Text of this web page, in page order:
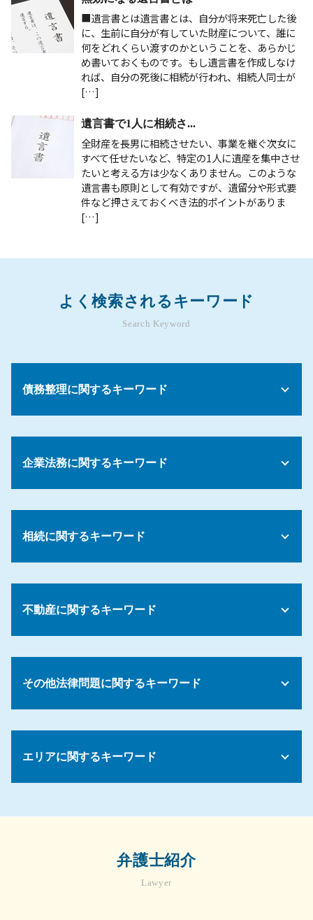
■遺言書とは遺言書とは、自分が将来死亡した後
に、生前に自分が有していた財産について、誰に
何をどれくらい渡すのかということを、あらかじ
め書いておくものです。もし遺言書を作成しなけ
れば、自分の死後に相続が行われ、相続人同士が
[…]
遺言書で1人に相続さ...
全財産を長男に相続させたい、事業を継ぐ次女に
すべて任せたいなど、特定の1人に遺産を集中させ
たいと考える方は少なくありません。このような
遺言書も原則として有効ですが、遺留分や形式要
件など押さえておくべき法的ポイントがありま
[…]
よく検索されるキーワード
Search Keyword
債務整理に関するキーワード
自己破産 デメリット
債務整理 おすすめ 弁護士
債務整理 生活影響
任意整理 費用
債務 種類
債務とは 借金
債務整理 後払い
任意整理 メリット
債務 経費 違い
債務整理 成功率
任意整理 デメリット
企業法務に関するキーワード
長時間労働 問題
セクハラ パワハラ 防止
会社 懲罰規定
労務 紛争
弁護士 コンプライアンス
試用期間 解雇
労働環境 問題
就業規則 作り方
カスタマーハラスメント 対応
セクハラ 加害者
相続に関するキーワード
相続放棄 費用
遺留分 兄弟
遺産 相続 話し合いに応じ ない
遺言執行者 相続人
相続 兄弟 子供
遺言書 遺留分
遺産 法律相談
遺産分割協議書 作成
遺留分 調停
相続人 連絡が取れない
不動産に関するキーワード
不動産 契約トラブル
マンション 売買契約書
住宅 売買 契約
入居 トラブル
不動産売買 契約書
マンション トラブル 裁判
その他法律問題に関するキーワード
契約書 リーガル チェックとは
売掛金 回収 できない
法務 顧問
景品表示法 わかりやすく
弁護士 顧問契約 メリット
顧問弁護士 メリット
エリアに関するキーワード
相続問題 弁護士 相談 世田谷区
不動産トラブル 弁護士 相談 世田谷区
企業法務 弁護士 相談 川崎市
不動産トラブル 菊名
弁護士紹介
Lawyer